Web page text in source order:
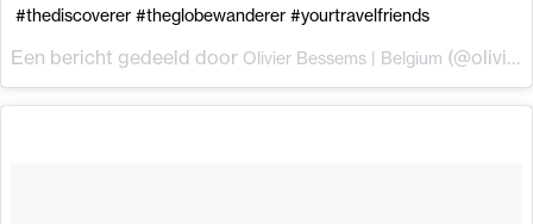
#thediscoverer #theglobewanderer #yourtravelfriends
Een bericht gedeeld door Olivier Bessems | Belgium (@olivierbessems) op